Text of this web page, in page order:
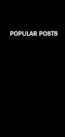
POPULAR POSTS